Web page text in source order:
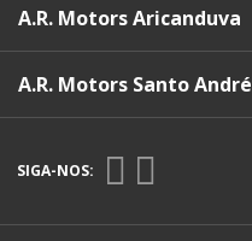
A.R. Motors Aricanduva
A.R. Motors Santo André
SIGA-NOS: